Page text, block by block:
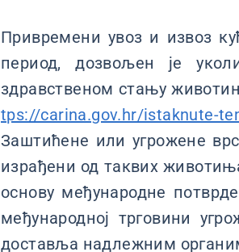
Привремени увоз и извоз
период, дозвољен је
здравственом стању
tps://carina.gov.hr/istaknute-
Заштићене или угрожене
израђени од таквих
основу међународне
међународној трговини
доставља надлежним